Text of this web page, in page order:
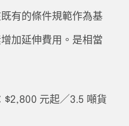
既有的條件規範作為基
加延伸費用。是相當
$2,800 元起／3.5 噸貨